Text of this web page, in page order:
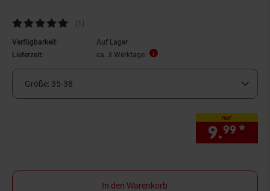
Kundenbewertung: 5 von 5 Sternen
(1 Kundenbewertungen
)
Verfügbarkeit:
Auf Lager
Lieferzeit:
ca. 3 Werktage
Größe: 35-38
nur
9.99 *
In den Warenkorb